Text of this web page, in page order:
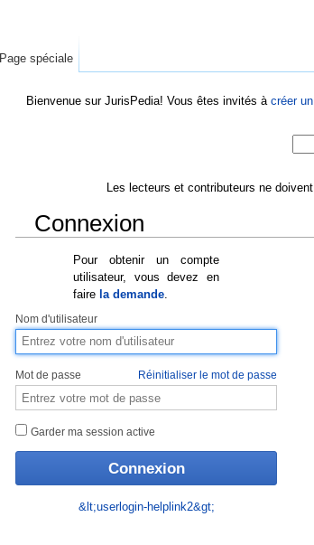
Bienvenue sur JurisPedia! Vous êtes invités à créer
Les lecteurs et contributeurs ne
Connexion
Pour obtenir un compte
utilisateur, vous devez en
faire la demande
Nom d'utilisateur
Mot de passe Réinitialiser le mot de passe
Garder ma session active
&lt;userlogin-helplink2&gt;
Page spéciale